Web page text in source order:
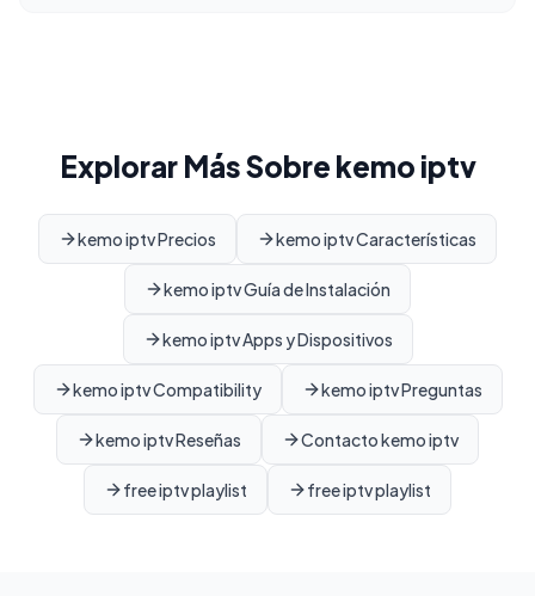
Explorar Más Sobre kemo iptv
kemo iptv Precios kemo iptv Características
kemo iptv Guía de Instalación
kemo iptv Apps y Dispositivos
kemo iptv Compatibility kemo iptv Preguntas
kemo iptv Reseñas Contacto kemo iptv
free iptv playlist free iptv playlist